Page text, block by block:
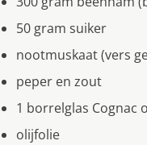
50 gram suiker
nootmuskaat (vers
peper en zout
1 borrelglas Cognac
olijfolie